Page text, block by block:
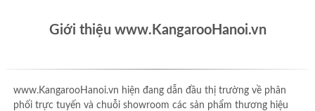
Giới thiệu www.KangarooHanoi.vn
www.KangarooHanoi.vn hiện đang dẫn đầu thị trường về phân
phối trực tuyến và chuỗi showroom các sản phẩm thương hiệu